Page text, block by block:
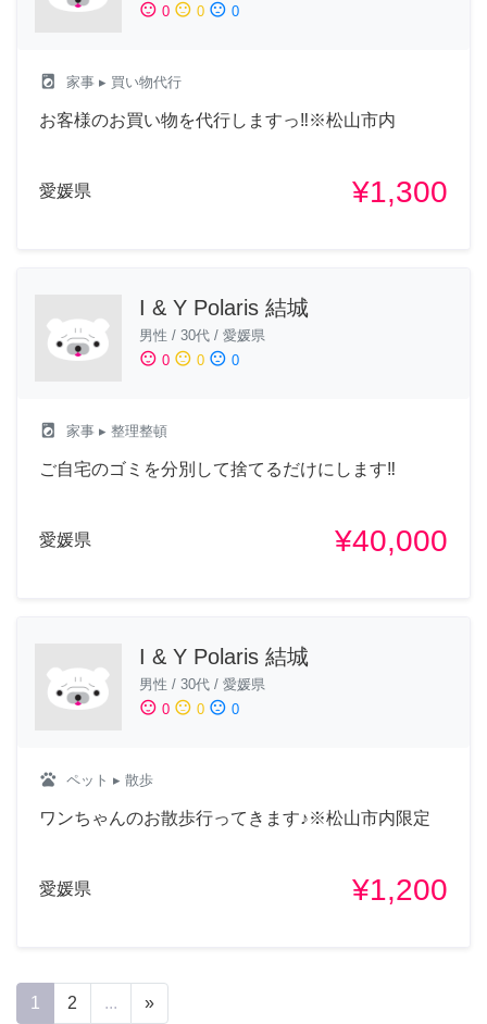
sentiment_satisfied 0 sentiment_neutral 0 sentiment_dissatisfied 0
local_laundry_service 家事 ▸ 買い物代行
お客様のお買い物を代行しますっ‼︎※松山市内
愛媛県 ¥1,300
I & Y Polaris 結城
男性 / 30代 / 愛媛県
sentiment_satisfied 0 sentiment_neutral 0 sentiment_dissatisfied 0
local_laundry_service 家事 ▸ 整理整頓
ご自宅のゴミを分別して捨てるだけにします‼︎
愛媛県 ¥40,000
I & Y Polaris 結城
男性 / 30代 / 愛媛県
sentiment_satisfied 0 sentiment_neutral 0 sentiment_dissatisfied 0
pets ペット ▸ 散歩
ワンちゃんのお散歩行ってきます♪※松山市内限定
愛媛県 ¥1,200
1 2 ... »